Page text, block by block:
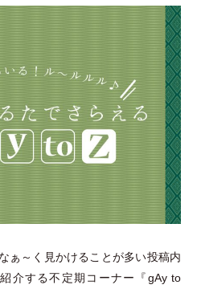
ぁ～く見かけることが多い投稿内
介する不定期コーナー『gAy to